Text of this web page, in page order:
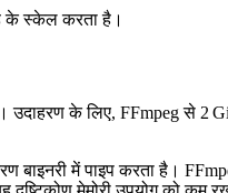
के स्केल करता है।
के लिए, FFmpeg से 2
में पाइप करता है।